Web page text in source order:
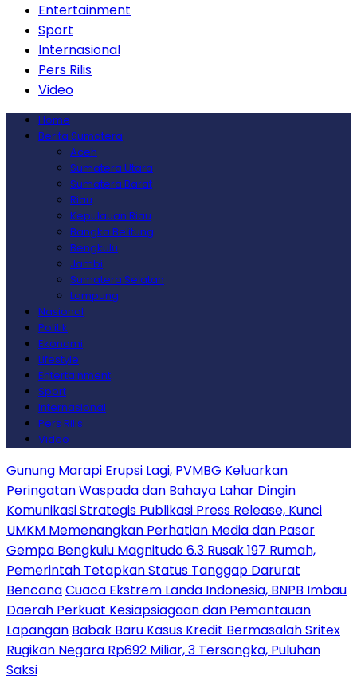
Entertainment
Sport
Internasional
Pers Rilis
Video
Home
Berita Sumatera
Aceh
Sumatera Utara
Sumatera Barat
Riau
Kepulauan Riau
Bangka Belitung
Bengkulu
Jambi
Sumatera Selatan
Lampung
Nasional
Politik
Ekonomi
Lifestyle
Entertainment
Sport
Internasional
Pers Rilis
Video
Gunung Marapi Erupsi Lagi, PVMBG Keluarkan
Peringatan Waspada dan Bahaya Lahar Dingin
Komunikasi Strategis Publikasi Press Release, Kunci
UMKM Memenangkan Perhatian Media dan Pasar
Gempa Bengkulu Magnitudo 6.3 Rusak 197 Rumah,
Pemerintah Tetapkan Status Tanggap Darurat
BencanaCuaca Ekstrem Landa Indonesia, BNPB Imbau
Daerah Perkuat Kesiapsiagaan dan Pemantauan
Lapangan Babak Baru Kasus Kredit Bermasalah Sritex
Rugikan Negara Rp692 Miliar, 3 Tersangka, Puluhan
Saksi